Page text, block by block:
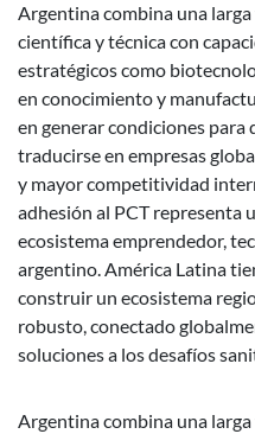
Argentina combina una
científica y técnica con
estratégicos como
en conocimiento y
en generar condiciones para
traducirse en empresas
y mayor competitividad
adhesión al PCT representa
ecosistema emprendedor,
argentino. América Latina
construir un ecosistema
robusto, conectado
soluciones a los desafíos
Argentina combina una